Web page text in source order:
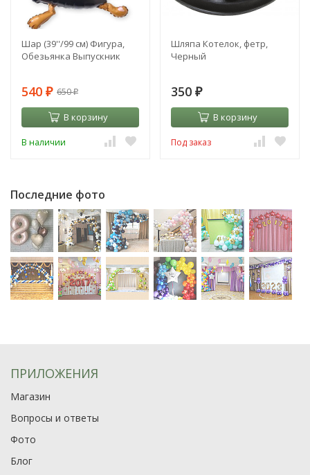
Шар (39''/99 см) Фигура,
Обезьянка Выпускник
540 ₽ 650₽
В корзину
В наличии
Шляпа Котелок, фетр,
Черный
350 ₽
В корзину
Под заказ
Последние фото
ПРИЛОЖЕНИЯ
Магазин
Вопросы и ответы
Фото
Блог